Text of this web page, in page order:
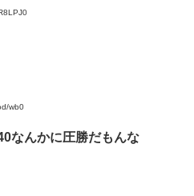
wb0
なんかに圧勝だもんな